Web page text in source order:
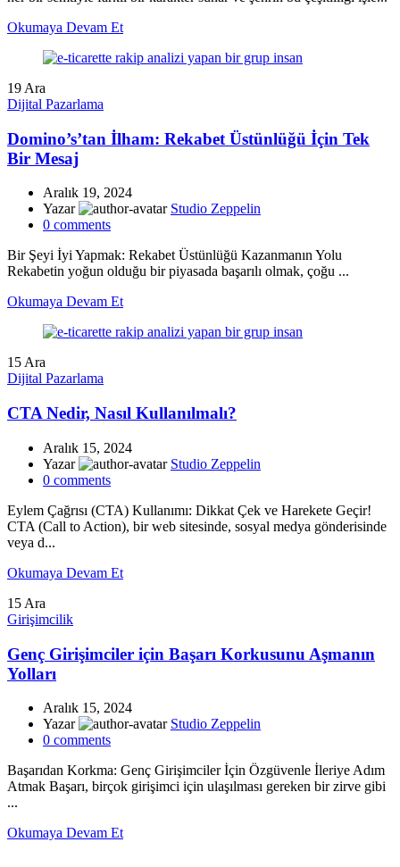
Okumaya Devam Et
19 Ara
Dijital Pazarlama
Domino’s’tan İlham: Rekabet Üstünlüğü İçin Tek
Bir Mesaj
Aralık 19, 2024
Yazar
Studio Zeppelin
0 comments
Bir Şeyi İyi Yapmak: Rekabet Üstünlüğü Kazanmanın Yolu
Rekabetin yoğun olduğu bir piyasada başarılı olmak, çoğu ...
Okumaya Devam Et
15Ara
Dijital Pazarlama
CTA Nedir, Nasıl Kullanılmalı?
Aralık 15, 2024
Yazar
Studio Zeppelin
0 comments
Eylem Çağrısı (CTA) Kullanımı: Dikkat Çek ve Harekete Geçir!
CTA (Call to Action), bir web sitesinde, sosyal medya gönderisinde
veya d...
Okumaya Devam Et
15 Ara
Girişimcilik
Genç Girişimciler için Başarı Korkusunu Aşmanın
Yolları
Aralık 15, 2024
Yazar
Studio Zeppelin
0 comments
Başarıdan Korkma: Genç Girişimciler İçin Özgüvenle İleriye Adım
Atmak Başarı, birçok girişimci için ulaşılması gereken bir zirve gibi
...
Okumaya Devam Et